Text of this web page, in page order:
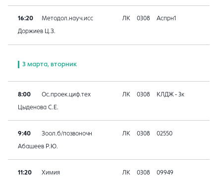
16:20 Методол.науч.исс ЛК 0308 Аспрн1
Доржиев Ц.З.
3 марта, вторник
8:00 Ос.проек.циф.тех ЛК 0308 КЛДЖ - 3к
Цыденова С.Е.
9:40 Зоол.б/позвоночн ЛК 0308 02550
Абашеев Р.Ю.
11:20 Химия ЛК 0308 09949